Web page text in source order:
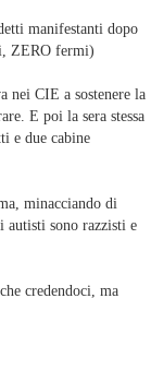
manifestanti dopo
ZERO fermi)
nei CIE a sostenere la
E poi la sera stessa
e due cabine
minacciando di
autisti sono razzisti e
credendoci, ma